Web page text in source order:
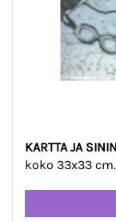
KARTTA JA
koko 33x33